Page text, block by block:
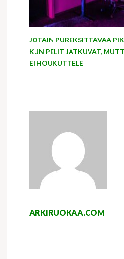
JOTAIN PUREKSITTAVAA
KUN PELIT JATKUVAT,
EI HOUKUTTELE
ARKIRUOKAA.COM